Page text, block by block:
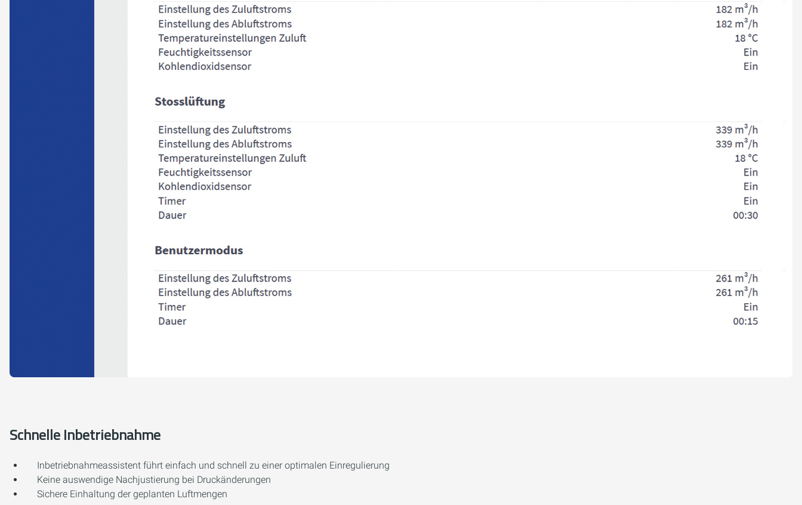
Schnelle Inbetriebnahme
Inbetriebnahmeassistent führt einfach und schnell zu einer optimalen Einregulierung
Keine auswendige Nachjustierung bei Druckänderungen
Sichere Einhaltung der geplanten Luftmengen